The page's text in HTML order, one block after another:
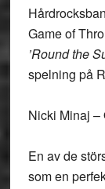
Game of
’Round the
spelning på
Nicki Minaj –
En av de
som en